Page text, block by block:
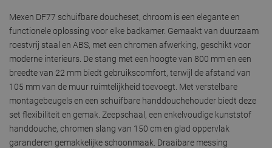
Mexen DF77 schuifbare doucheset, chroom is een elegante en
functionele oplossing voor elke badkamer. Gemaakt van duurzaam
roestvrij staal en ABS, met een chromen afwerking, geschikt voor
moderne interieurs. De stang met een hoogte van 800 mm en een
breedte van 22 mm biedt gebruikscomfort, terwijl de afstand van
105 mm van de muur ruimtelijkheid toevoegt. Met verstelbare
montagebeugels en een schuifbare handdouchehouder biedt deze
set flexibiliteit en gemak. Zeepschaal, een enkelvoudige kunststof
handdouche, chromen slang van 150 cm en glad oppervlak
garanderen gemakkelijke schoonmaak. Draaibare messing